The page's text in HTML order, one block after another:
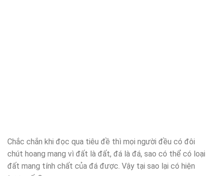
Chắc chắn khi đọc qua tiêu đề thì mọi người đều có đôi
chút hoang mang vì đất là đất, đá là đá, sao có thể có loại
đất mang tính chất của đá được. Vậy tại sao lại có hiện